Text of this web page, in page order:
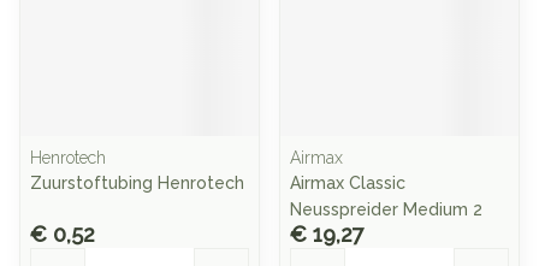
Henrotech
Zuurstoftubing Henrotech
€ 0,52
Airmax
Airmax Classic
Neusspreider Medium 2
€ 19,27